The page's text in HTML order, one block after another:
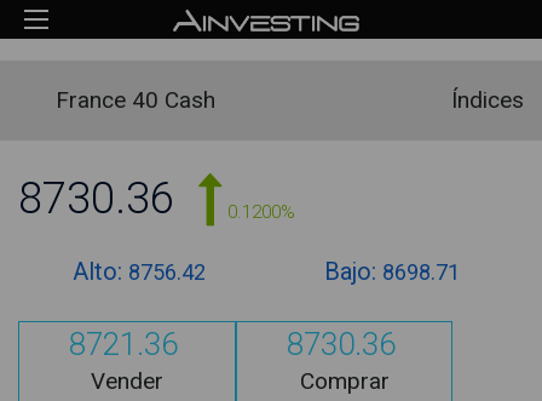
France 40 Cash Índices
8730.36 0.1200%
Alto: 8756.42 Bajo: 8698.71
8721.36
Vender
8730.36
Comprar